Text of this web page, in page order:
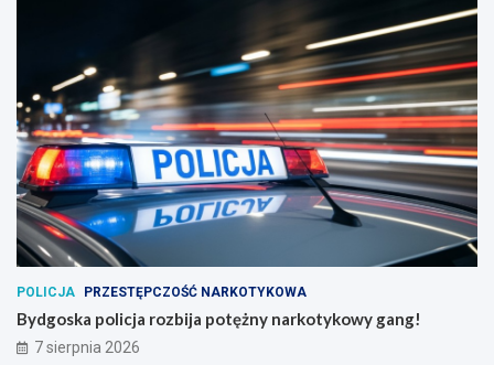
POLICJA PRZESTĘPCZOŚĆ NARKOTYKOWA
Bydgoska policja rozbija potężny narkotykowy gang!
7 sierpnia 2026